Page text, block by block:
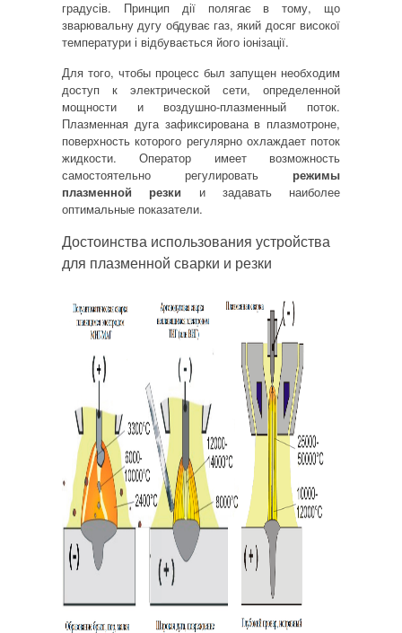
градусів. Принцип дії полягає в тому, що
зварювальну дугу обдуває газ, який досяг високої
температури і відбувається його іонізації.
Для того, чтобы процесс был запущен необходим
доступ к электрической сети, определенной
мощности и воздушно-плазменный поток.
Плазменная дуга зафиксирована в плазмотроне,
поверхность которого регулярно охлаждает поток
жидкости. Оператор имеет возможность
самостоятельно регулировать режимы
плазменной резки и задавать наиболее
оптимальные показатели.
Достоинства использования устройства
для плазменной сварки и резки